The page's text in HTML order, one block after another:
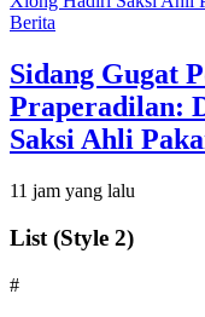
Berita
Sidang Gugat
Praperadilan:
Saksi Ahli
11 jam yang lalu
List (Style 2)
#